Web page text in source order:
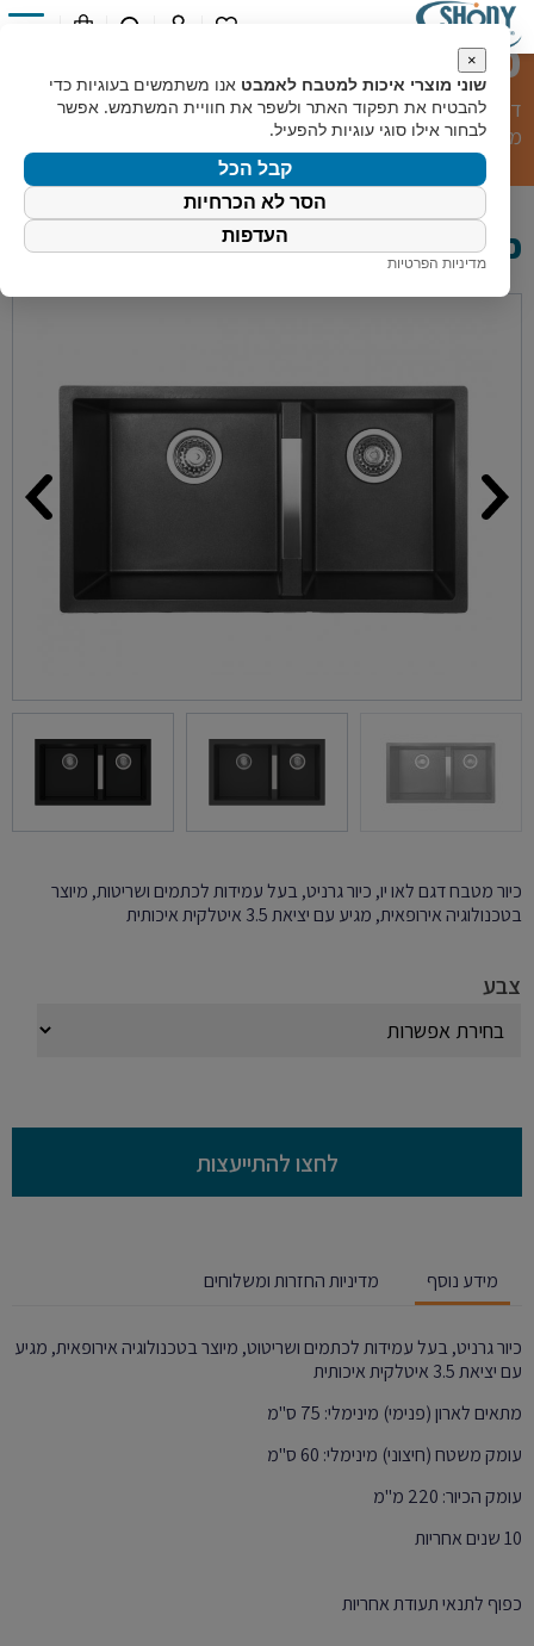
כיור מטבח לאו יו
דף הבית»קטלוג מוצרים»מוצרי מטבח»כיורי מטבח»כיור
מטבח לאו יו
כיור מטבח לאו יו
כיור מטבח דגם לאו יו, כיור גרניט, בעל עמידות לכתמים ושריטות, מיוצר
בטכנולוגיה אירופאית, מגיע עם יציאת 3.5 איטלקית איכותית
צבע
לחצו להתייעצות
מידע נוסף מדיניות החזרות ומשלוחים
כיור גרניט, בעל עמידות לכתמים ושריטוט, מיוצר בטכנולוגיה אירופאית, מגיע
עם יציאת 3.5 איטלקית איכותית
מתאים לארון (פנימי) מינימלי: 75 ס"מ
עומק משטח (חיצוני) מינימלי: 60 ס"מ
עומק הכיור: 220 מ"מ
10 שנים אחריות
כפוף לתנאי תעודת אחריות
×
שוני מוצרי איכות למטבח לאמבט אנו משתמשים בעוגיות כדי
להבטיח את תפקוד האתר ולשפר את חוויית המשתמש. אפשר
לבחור אילו סוגי עוגיות להפעיל.
קבל הכל
הסר לא הכרחיות
העדפות
מדיניות הפרטיות